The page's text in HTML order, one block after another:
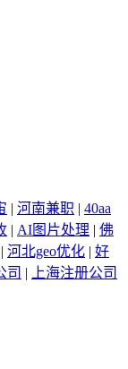
| 河南兼职 | 40aa
| AI图片处理 | 佛
| 河北geo优化 | 好
司 |
上海注册公司